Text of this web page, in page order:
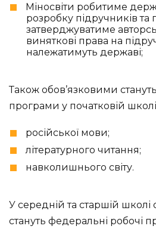
Міносвіти робитиме
розробку підручників та
затверджуватиме
виняткові права на
належатимуть державі;
Також обов’язковими
програми у початковій школі
російської мови;
літературного читання;
навколишнього світу.
У середній та старшій школі
стануть федеральні робочі